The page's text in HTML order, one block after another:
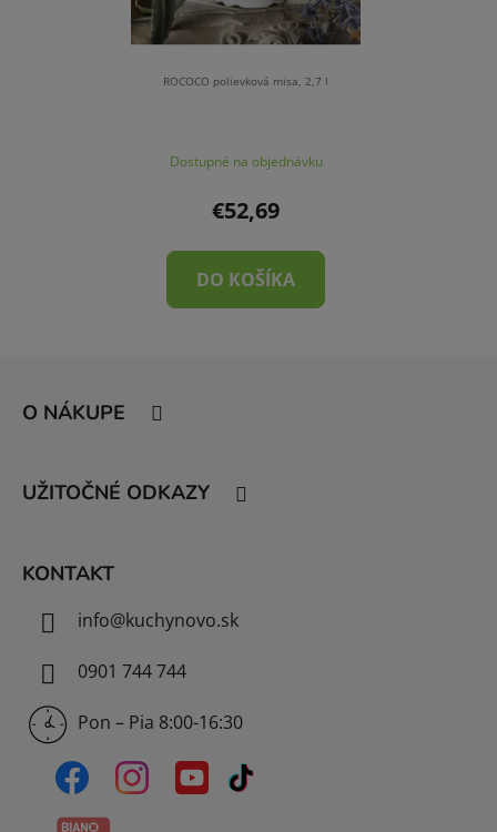
ROCOCO polievková misa, 2,7 l
Dostupné na objednávku
€52,69
DO KOŠÍKA
O NÁKUPE
UŽITOČNÉ ODKAZY
KONTAKT
info@kuchynovo.sk
0901 744 744
Pon – Pia 8:00-16:30